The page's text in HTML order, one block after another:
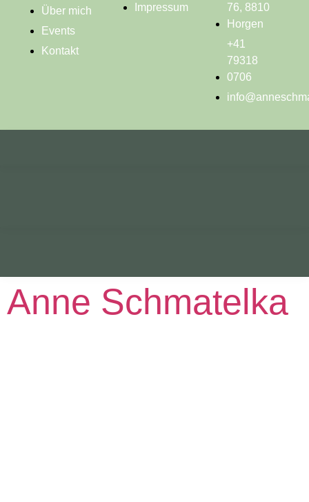
Über mich
Events
Kontakt
Impressum
76, 8810
Horgen
+41
79318
0706
Anne Schmatelka